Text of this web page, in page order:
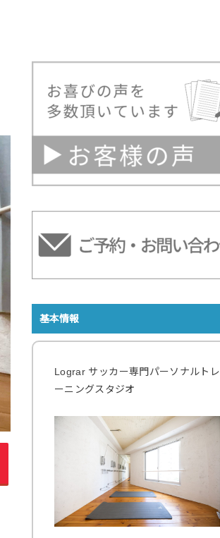
基本情報
Lograr サッカー専門パーソナルトレ
ーニングスタジオ